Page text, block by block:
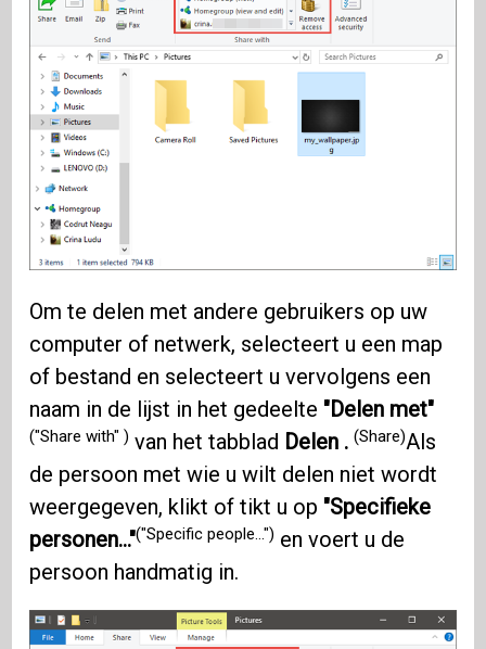
Om te delen met andere gebruikers op uw
computer of netwerk, selecteert u een map
of bestand en selecteert u vervolgens een
naam in de lijst in het gedeelte "Delen met"
("Share with" ) van het tabblad Delen .(Share)Als
de persoon met wie u wilt delen niet wordt
weergegeven, klikt of tikt u op "Specifieke
personen..."("Specific people…") en voert u de
persoon handmatig in.